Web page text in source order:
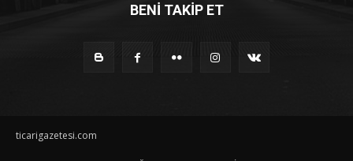
BENİ TAKİP ET
ticarigazetesi.com